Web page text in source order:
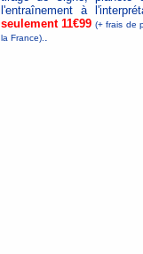
l'entraînement à
seulement 11€99 (+ frais de
la France). .